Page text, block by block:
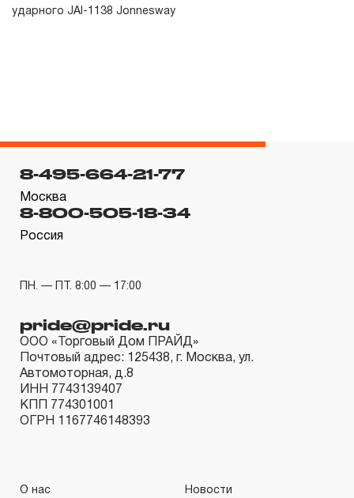
ударного JAI-1138 Jonnesway
гарантийных обязательств в течение всего периода
эксплуатации изделия, а также замена или ремонт
вышедшего из строя инструмента, если при
проведении технической экспертизы было
установлено, что производитель использовал при
нарушал технологию в процессе его производства.
при условии соблюдения покупателем (потребителем)
правил эксплуатации, обслуживания, транспортировки
и хранения, применяемых для ручного слесарно-
монтажного инструмента.
КИНЕМАТИЧЕСКУЮ СХЕМУ (МЕХАНИЗМ)
8-495-664-21-77
Москва
8-800-505-18-34
Россия
ПН. — ПТ. 8:00 — 17:00
pride@pride.ru
ООО «Торговый Дом ПРАЙД»
Почтовый адрес: 125438, г. Москва, ул.
Автомоторная, д.8
ИНН 7743139407
КПП 774301001
ОГРН 1167746148393
О нас Новости